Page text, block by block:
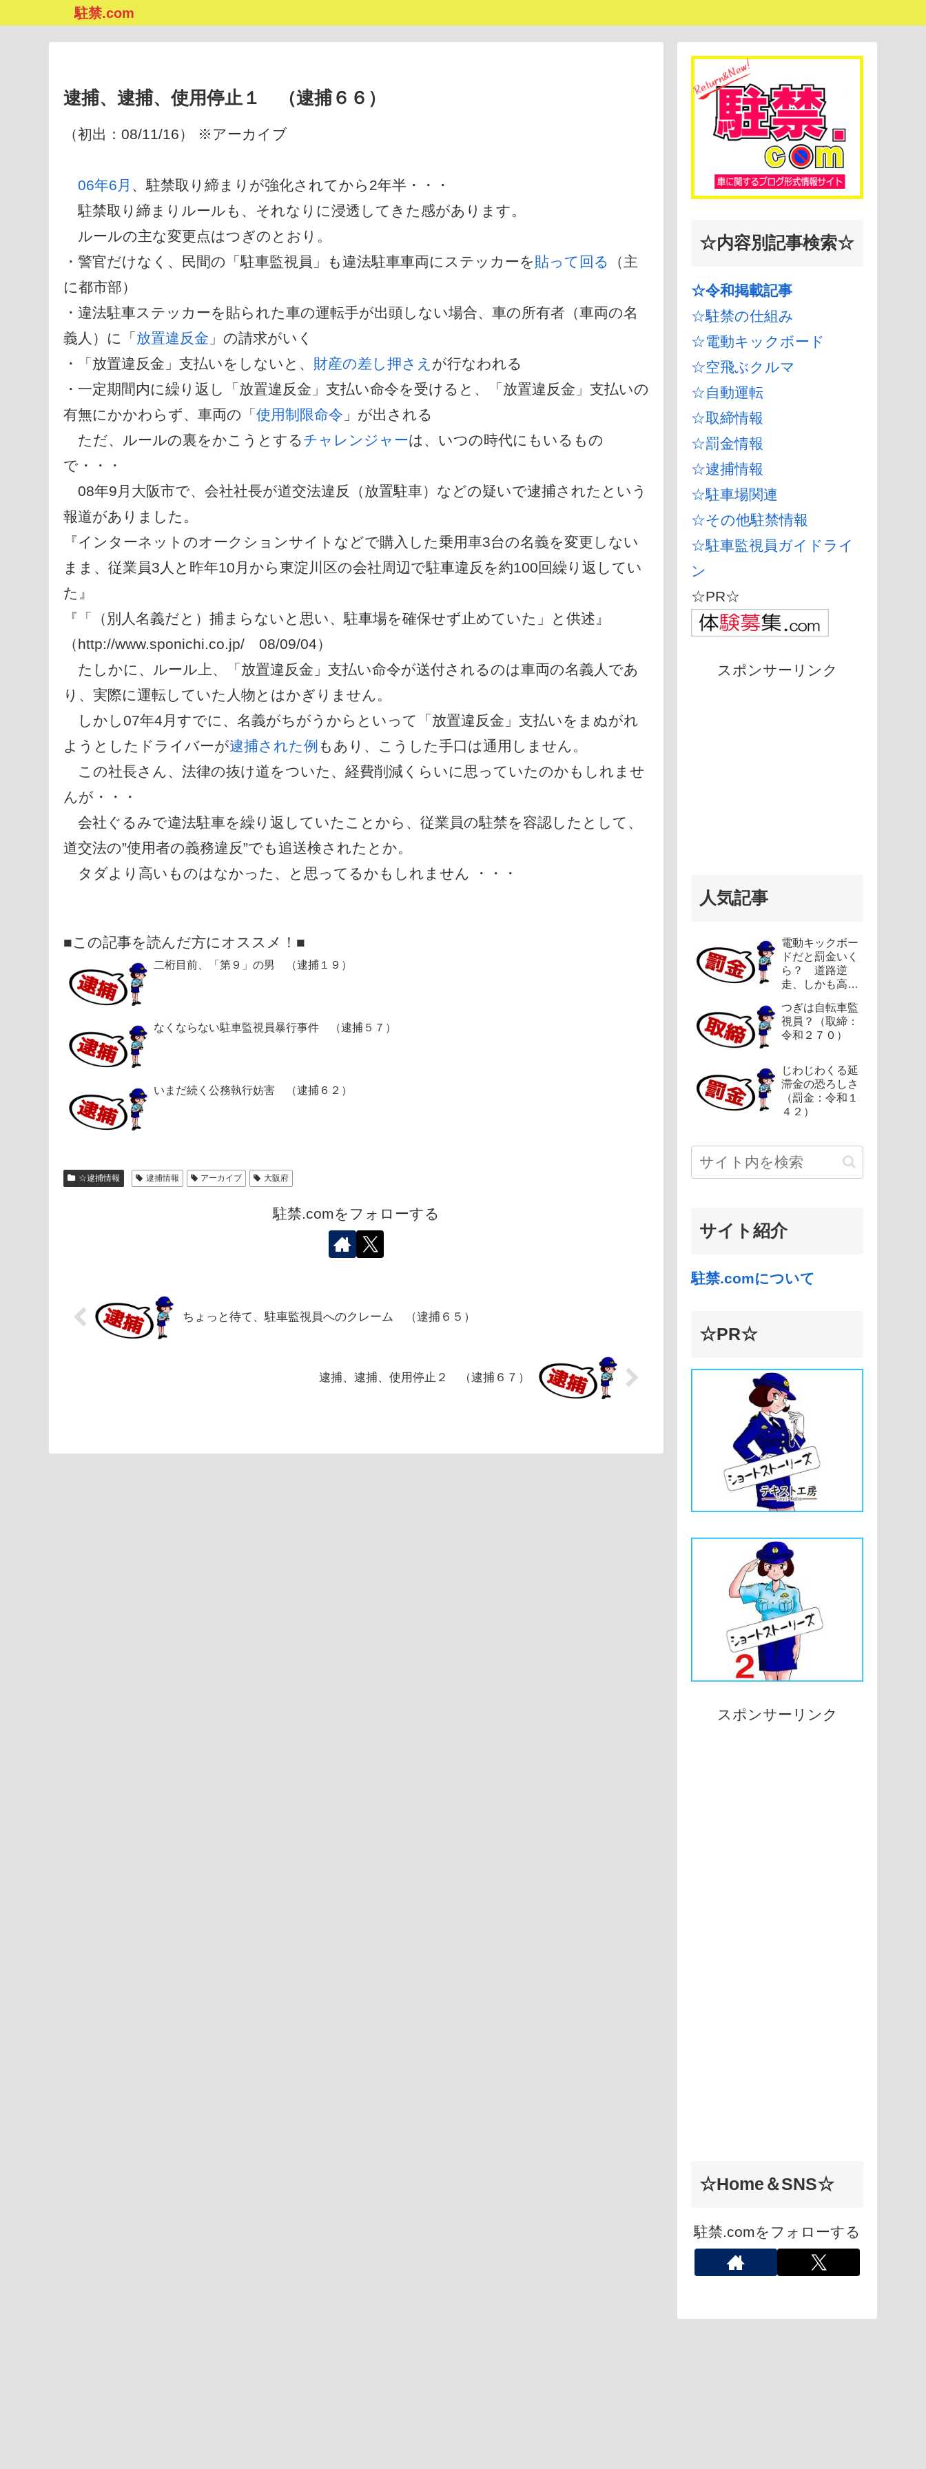
駐禁.com
逮捕、逮捕、使用停止１ （逮捕６６）
（初出：08/11/16） ※アーカイブ
06年6月 、駐禁取り締まりが強化されてから2年半・・・
駐禁取り締まりルールも、それなりに浸透してきた感があります。
ルールの主な変更点はつぎのとおり。
・警官だけなく、民間の「駐車監視員」も違法駐車車両にステッカーを貼って回る
（主
に都市部）
・違法駐車ステッカーを貼られた車の運転手が出頭しない場合、車の所有者（車両の名
義人）に「 放置違反金 」の請求がいく
・「放置違反金」支払いをしないと、 財産の差し押さえ が行なわれる
・一定期間内に繰り返し「放置違反金」支払い命令を受けると、「放置違反金」支払いの
有無にかかわらず、車両の「 使用制限命令 」が出される
ただ、ルールの裏をかこうとするチャレンジャーは、いつの時代にもいるもの
で・・・
08年9月大阪市で、会社社長が道交法違反（放置駐車）などの疑いで逮捕されたという
報道がありました。
『インターネットのオークションサイトなどで購入した乗用車3台の名義を変更しない
まま、従業員3人と昨年10月から東淀川区の会社周辺で駐車違反を約100回繰り返してい
た』
『「（別人名義だと）捕まらないと思い、駐車場を確保せず止めていた」と供述』
（http://www.sponichi.co.jp/ 08/09/04）
たしかに、ルール上、「放置違反金」支払い命令が送付されるのは車両の名義人であ
り、実際に運転していた人物とはかぎりません。
しかし07年4月すでに、名義がちがうからといって「放置違反金」支払いをまぬがれ
ようとしたドライバーが逮捕された例 もあり、こうした手口は通用しません。
この社長さん、法律の抜け道をついた、経費削減くらいに思っていたのかもしれませ
んが・・・
会社ぐるみで違法駐車を繰り返していたことから、従業員の駐禁を容認したとして、
道交法の”使用者の義務違反”でも追送検されたとか。
タダより高いものはなかった、と思ってるかもしれません ・・・
■この記事を読んだ方にオススメ！■
二桁目前、「第９」の男 （逮捕１９）
なくならない駐車監視員暴行事件 （逮捕５７）
いまだ続く公務執行妨害 （逮捕６２）
☆逮捕情報 逮捕情報 アーカイブ 大阪府
駐禁.comをフォローする
ちょっと待て、駐車監視員へのクレーム （逮捕６５）
逮捕、逮捕、使用停止２ （逮捕６７）
☆内容別記事検索☆
☆令和掲載記事
☆駐禁の仕組み
☆電動キックボード
☆空飛ぶクルマ
☆自動運転
☆取締情報
☆罰金情報
☆逮捕情報
☆駐車場関連
☆その他駐禁情報
☆駐車監視員ガイドライ
ン
☆PR☆
スポンサーリンク
人気記事
電動キックボー
ドだと罰金いく
ら？ 道路逆
走、しかも高速
８２）
つぎは自転車監
視員？（取締：
令和２７０）
じわじわくる延
滞金の恐ろしさ
（罰金：令和１
４２）
サイト紹介
駐禁.comについて
☆PR☆
スポンサーリンク
☆Home＆SNS☆
駐禁.comをフォローする